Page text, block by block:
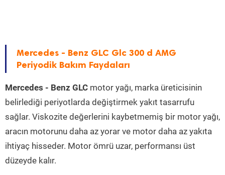
Mercedes - Benz GLC Glc 300 d AMG
Periyodik Bakım Faydaları
Mercedes - Benz GLC motor yağı, marka üreticisinin
belirlediği periyotlarda değiştirmek yakıt tasarrufu
sağlar. Viskozite değerlerini kaybetmemiş bir motor yağı,
aracın motorunu daha az yorar ve motor daha az yakıta
ihtiyaç hisseder. Motor ömrü uzar, performansı üst
düzeyde kalır.